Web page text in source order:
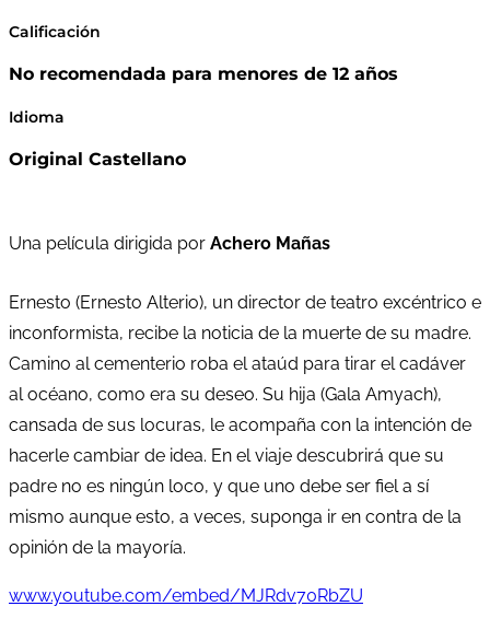
Calificación
No recomendada para menores de 12 años
Idioma
Original Castellano
Una película dirigida por Achero Mañas
Ernesto (Ernesto Alterio), un director de teatro excéntrico e
inconformista, recibe la noticia de la muerte de su madre.
Camino al cementerio roba el ataúd para tirar el cadáver
al océano, como era su deseo. Su hija (Gala Amyach),
cansada de sus locuras, le acompaña con la intención de
hacerle cambiar de idea. En el viaje descubrirá que su
padre no es ningún loco, y que uno debe ser fiel a sí
mismo aunque esto, a veces, suponga ir en contra de la
opinión de la mayoría.
www.youtube.com/embed/MJRdv70RbZU